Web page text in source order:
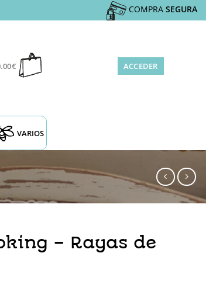
COMPRA SEGURA
€ ACCEDER
VARIOS
– Rayas de